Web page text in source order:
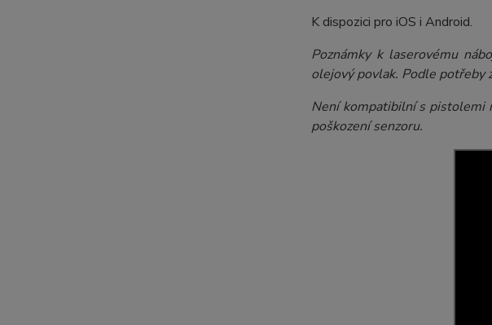
K dispozici pro iOS i Android.
Poznámky k laserovému
olejový povlak. Podle potřeby
Není kompatibilní s pistolemi
poškození senzoru.